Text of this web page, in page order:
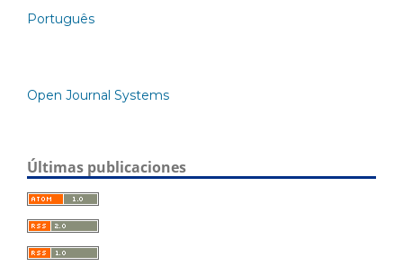
Português
Open Journal Systems
Últimas publicaciones